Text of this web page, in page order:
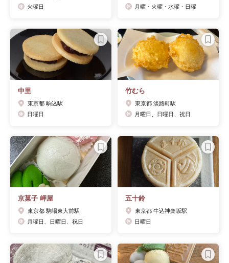
火曜日
月曜・火曜・水曜・日曜
中里
東京都 駒込駅
日曜日
竹むら
東京都 淡路町駅
月曜日、日曜日、祝日
京菓子 岬屋
東京都 駒場東大前駅
月曜日、日曜日、祝日
五十鈴
東京都 牛込神楽坂駅
日曜日